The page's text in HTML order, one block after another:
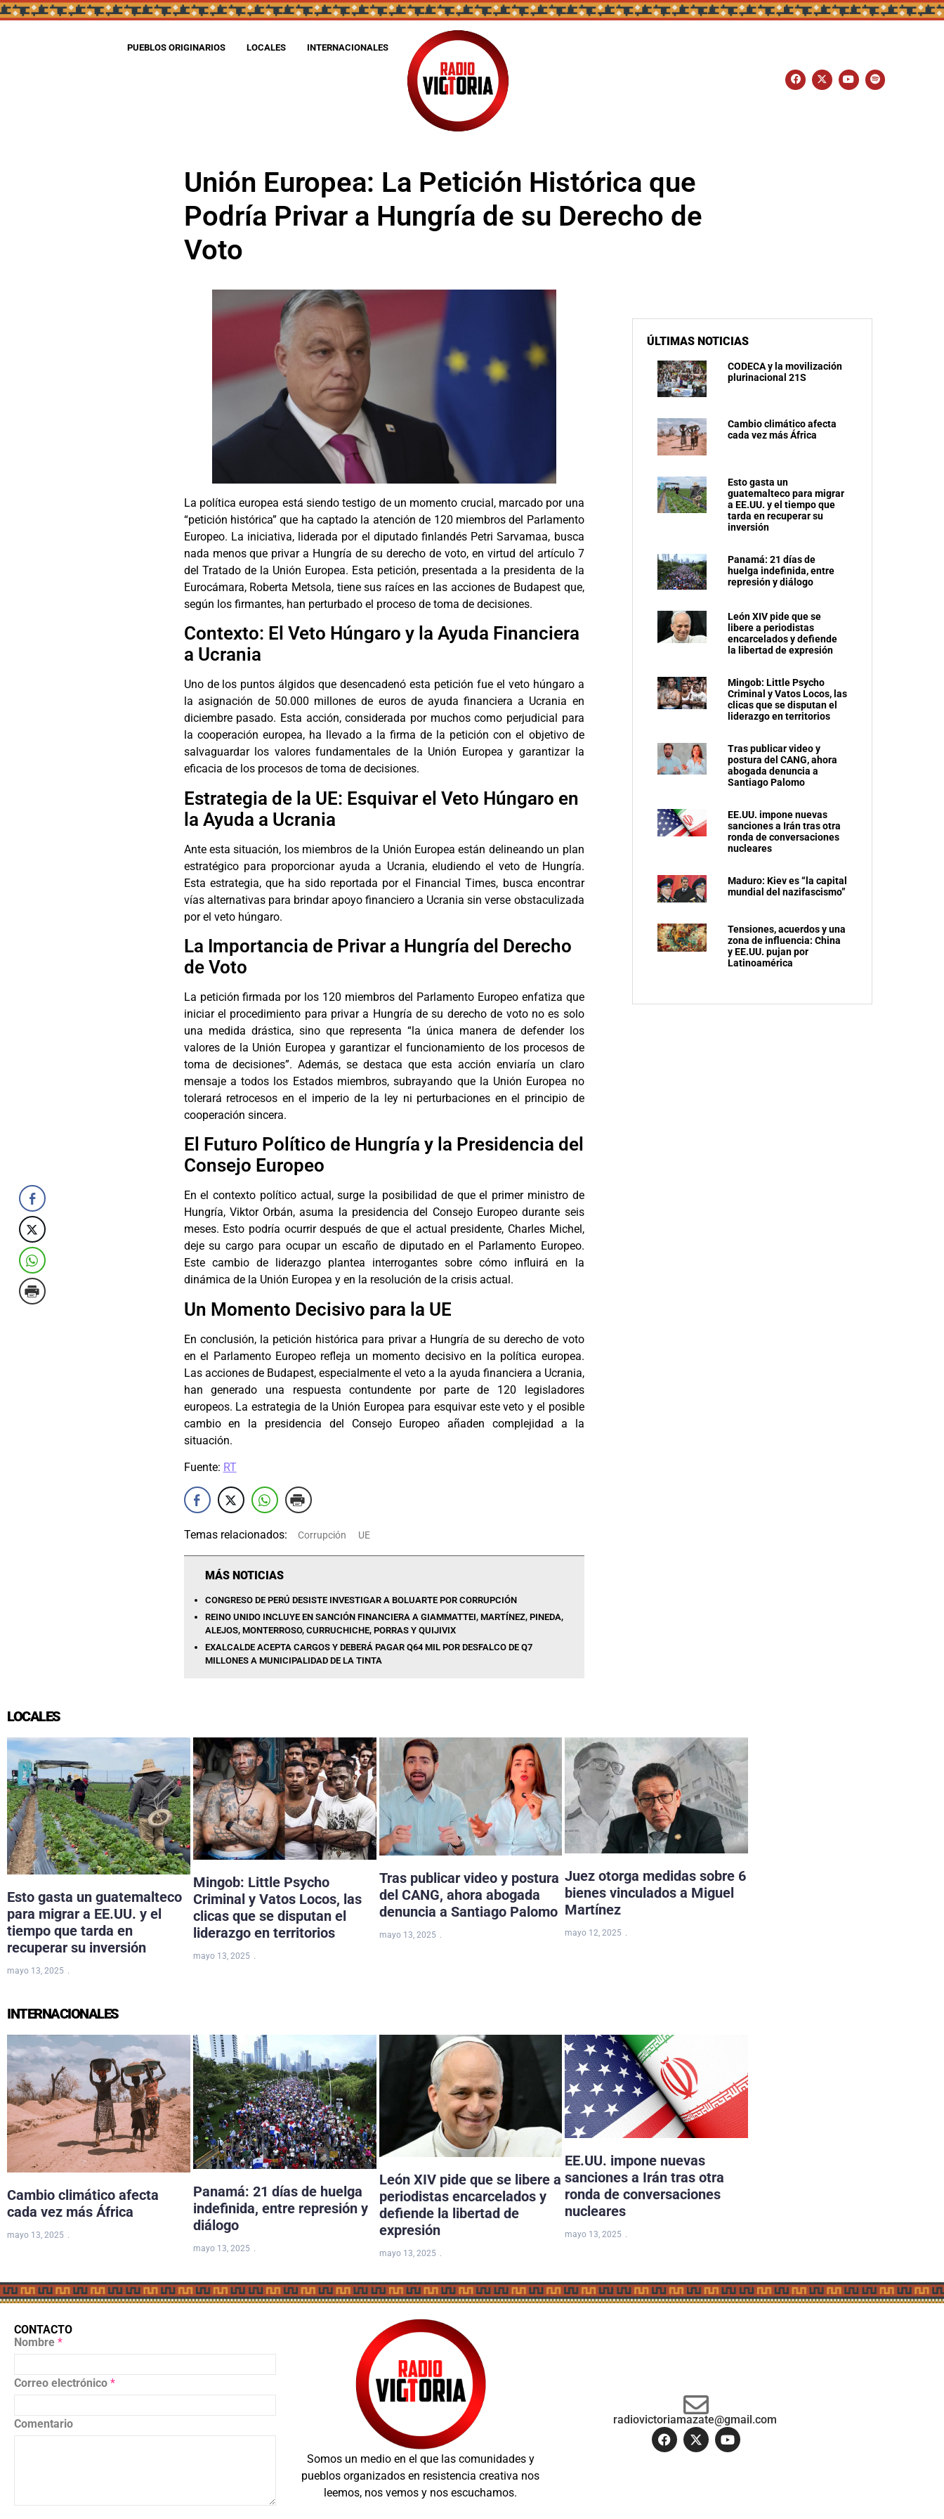
PUEBLOS ORIGINARIOS LOCALES INTERNACIONALES
Unión Europea: La Petición Histórica que
Podría Privar a Hungría de su Derecho de
Voto
La política europea está siendo testigo de un momento crucial, marcado por una
“petición histórica” que ha captado la atención de 120 miembros del Parlamento
Europeo. La iniciativa, liderada por el diputado finlandés Petri Sarvamaa, busca
nada menos que privar a Hungría de su derecho de voto, en virtud del artículo 7
del Tratado de la Unión Europea. Esta petición, presentada a la presidenta de la
Eurocámara, Roberta Metsola, tiene sus raíces en las acciones de Budapest que,
según los firmantes, han perturbado el proceso de toma de decisiones.
Contexto: El Veto Húngaro y la Ayuda Financiera
a Ucrania
Uno de los puntos álgidos que desencadenó esta petición fue el veto húngaro a
la asignación de 50.000 millones de euros de ayuda financiera a Ucrania en
diciembre pasado. Esta acción, considerada por muchos como perjudicial para
la cooperación europea, ha llevado a la firma de la petición con el objetivo de
salvaguardar los valores fundamentales de la Unión Europea y garantizar la
eficacia de los procesos de toma de decisiones.
Estrategia de la UE: Esquivar el Veto Húngaro en
la Ayuda a Ucrania
Ante esta situación, los miembros de la Unión Europea están delineando un plan
estratégico para proporcionar ayuda a Ucrania, eludiendo el veto de Hungría.
Esta estrategia, que ha sido reportada por el Financial Times, busca encontrar
vías alternativas para brindar apoyo financiero a Ucrania sin verse obstaculizada
por el veto húngaro.
La Importancia de Privar a Hungría del Derecho
de Voto
La petición firmada por los 120 miembros del Parlamento Europeo enfatiza que
iniciar el procedimiento para privar a Hungría de su derecho de voto no es solo
una medida drástica, sino que representa “la única manera de defender los
valores de la Unión Europea y garantizar el funcionamiento de los procesos de
toma de decisiones”. Además, se destaca que esta acción enviaría un claro
mensaje a todos los Estados miembros, subrayando que la Unión Europea no
tolerará retrocesos en el imperio de la ley ni perturbaciones en el principio de
cooperación sincera.
El Futuro Político de Hungría y la Presidencia del
Consejo Europeo
En el contexto político actual, surge la posibilidad de que el primer ministro de
Hungría, Viktor Orbán, asuma la presidencia del Consejo Europeo durante seis
meses. Esto podría ocurrir después de que el actual presidente, Charles Michel,
deje su cargo para ocupar un escaño de diputado en el Parlamento Europeo.
Este cambio de liderazgo plantea interrogantes sobre cómo influirá en la
dinámica de la Unión Europea y en la resolución de la crisis actual.
Un Momento Decisivo para la UE
En conclusión, la petición histórica para privar a Hungría de su derecho de voto
en el Parlamento Europeo refleja un momento decisivo en la política europea.
Las acciones de Budapest, especialmente el veto a la ayuda financiera a Ucrania,
han generado una respuesta contundente por parte de 120 legisladores
europeos. La estrategia de la Unión Europea para esquivar este veto y el posible
cambio en la presidencia del Consejo Europeo añaden complejidad a la
situación.
Fuente: RT
Temas relacionados: Corrupción UE
MÁS NOTICIAS
CONGRESO DE PERÚ DESISTE INVESTIGAR A BOLUARTE POR CORRUPCIÓN
REINO UNIDO INCLUYE EN SANCIÓN FINANCIERA A GIAMMATTEI, MARTÍNEZ, PINEDA,
ALEJOS, MONTERROSO, CURRUCHICHE, PORRAS Y QUIJIVIX
EXALCALDE ACEPTA CARGOS Y DEBERÁ PAGAR Q64 MIL POR DESFALCO DE Q7
MILLONES A MUNICIPALIDAD DE LA TINTA
ÚLTIMAS NOTICIAS
CODECA y la movilización
plurinacional 21S
Cambio climático afecta
cada vez más África
Esto gasta un
guatemalteco para migrar
a EE.UU. y el tiempo que
tarda en recuperar su
inversión
Panamá: 21 días de
huelga indefinida, entre
represión y diálogo
León XIV pide que se
libere a periodistas
encarcelados y defiende
la libertad de expresión
Mingob: Little Psycho
Criminal y Vatos Locos, las
clicas que se disputan el
liderazgo en territorios
Tras publicar video y
postura del CANG, ahora
abogada denuncia a
Santiago Palomo
EE.UU. impone nuevas
sanciones a Irán tras otra
ronda de conversaciones
nucleares
Maduro: Kiev es “la capital
mundial del nazifascismo”
Tensiones, acuerdos y una
zona de influencia: China
y EE.UU. pujan por
Latinoamérica
LOCALES
Esto gasta un guatemalteco
para migrar a EE.UU. y el
tiempo que tarda en
recuperar su inversión
mayo 13, 2025
Mingob: Little Psycho
Criminal y Vatos Locos, las
clicas que se disputan el
liderazgo en territorios
mayo 13, 2025
Tras publicar video y postura
del CANG, ahora abogada
denuncia a Santiago Palomo
mayo 13, 2025
Juez otorga medidas sobre 6
bienes vinculados a Miguel
Martínez
mayo 12, 2025
INTERNACIONALES
Cambio climático afecta
cada vez más África
mayo 13, 2025
Panamá: 21 días de huelga
indefinida, entre represión y
diálogo
mayo 13, 2025
León XIV pide que se libere a
periodistas encarcelados y
defiende la libertad de
expresión
mayo 13, 2025
EE.UU. impone nuevas
sanciones a Irán tras otra
ronda de conversaciones
nucleares
mayo 13, 2025
CONTACTO
Nombre *
Correo electrónico *
Comentario
Somos un medio en el que las comunidades y
pueblos organizados en resistencia creativa nos
leemos, nos vemos y nos escuchamos.
radiovictoriamazate@gmail.com